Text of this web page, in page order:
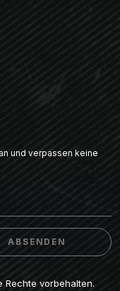
und verpassen keine
ABSENDEN
ABSENDEN
Rechte vorbehalten.